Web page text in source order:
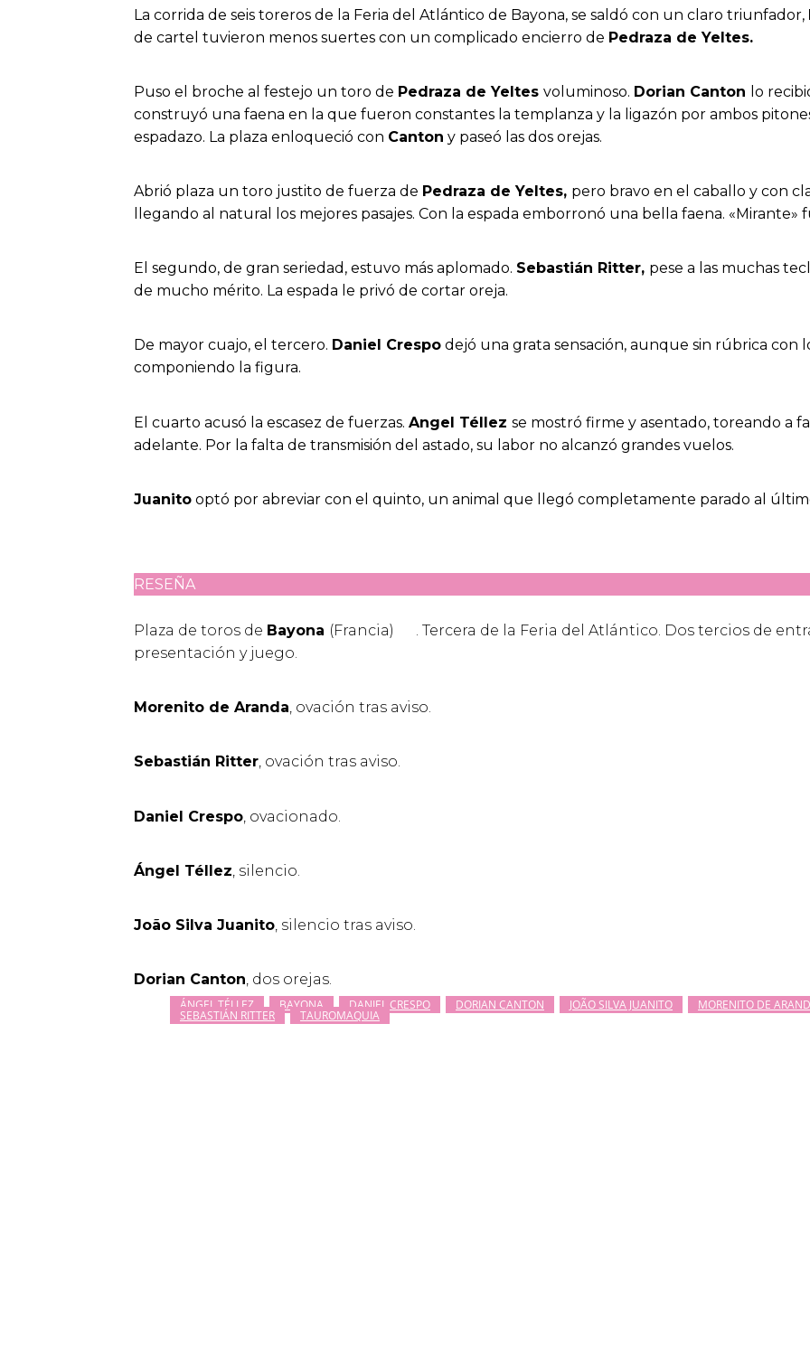
La corrida de seis toreros de la Feria del Atlántico de Bayona, se saldó con un claro triunfador,
de cartel tuvieron menos suertes con un complicado encierro de Pedraza de Yeltes.
Puso el broche al festejo un toro de Pedraza de Yeltes voluminoso. Dorian Canton lo
construyó una faena en la que fueron constantes la templanza y la ligazón por ambos
espadazo. La plaza enloqueció con Canton y paseó las dos orejas.
Abrió plaza un toro justito de fuerza de Pedraza de Yeltes, pero bravo en el caballo y con
llegando al natural los mejores pasajes. Con la espada emborronó una bella faena. «Mirante»
El segundo, de gran seriedad, estuvo más aplomado. Sebastián Ritter, pese a las muchas
de mucho mérito. La espada le privó de cortar oreja.
De mayor cuajo, el tercero. Daniel Crespo dejó una grata sensación, aunque sin rúbrica con
componiendo la figura.
El cuarto acusó la escasez de fuerzas. Angel Téllez se mostró firme y asentado, toreando a
adelante. Por la falta de transmisión del astado, su labor no alcanzó grandes vuelos.
Juanito optó por abreviar con el quinto, un animal que llegó completamente parado al
RESEÑA
Plaza de toros de Bayona (Francia) . Tercera de la Feria del Atlántico. Dos tercios de
presentación y juego.
Morenito de Aranda, ovación tras aviso.
Sebastián Ritter, ovación tras aviso.
Daniel Crespo , ovacionado.
Ángel Téllez, silencio.
João Silva Juanito, silencio tras aviso.
Dorian Canton, dos orejas.
ÁNGEL TÉLLEZ BAYONA DANIEL CRESPO DORIAN CANTON JOÃO SILVA JUANITO MORENITO DE
SEBASTIÁN RITTER TAUROMAQUIA